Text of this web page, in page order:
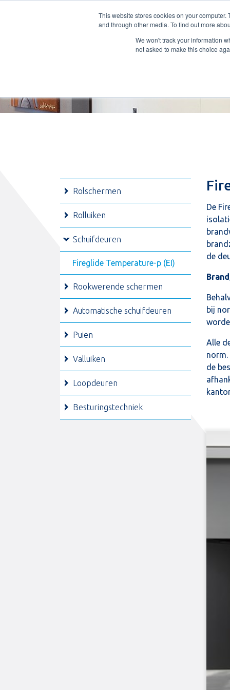
This website stores cookies on your
and through other media. To find out more
We won't track your information
not asked to make this choice
ADVIES
Rolschermen
Rolluiken
Schuifdeuren
Fireglide Temperature-p (EI)
Rookwerende schermen
Automatische schuifdeuren
Puien
Valluiken
Loopdeuren
Besturingstechniek
De
de
bij
Alle
norm.
de